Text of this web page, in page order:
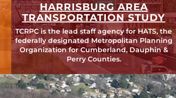
HARRISBURG AREA
TRANSPORTATION STUDY
TCRPC is the lead staff agency for HATS, the
federally designated Metropolitan Planning
Organization for Cumberland, Dauphin &
Perry Counties.